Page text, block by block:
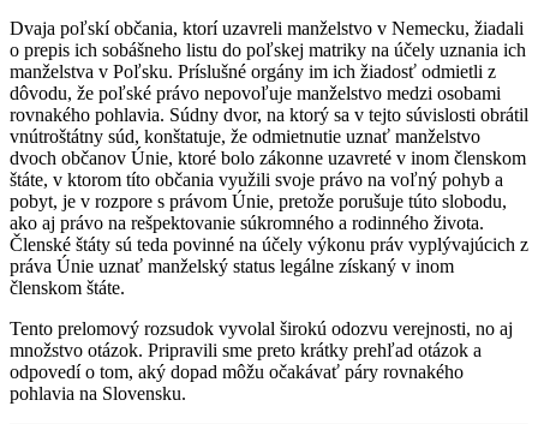
Dvaja poľskí občania, ktorí uzavreli manželstvo v Nemecku, žiadali
o prepis ich sobášneho listu do poľskej matriky na účely uznania ich
manželstva v Poľsku. Príslušné orgány im ich žiadosť odmietli z
dôvodu, že poľské právo nepovoľuje manželstvo medzi osobami
rovnakého pohlavia. Súdny dvor, na ktorý sa v tejto súvislosti obrátil
vnútroštátny súd, konštatuje, že odmietnutie uznať manželstvo
dvoch občanov Únie, ktoré bolo zákonne uzavreté v inom členskom
štáte, v ktorom títo občania využili svoje právo na voľný pohyb a
pobyt, je v rozpore s právom Únie, pretože porušuje túto slobodu,
ako aj právo na rešpektovanie súkromného a rodinného života.
Členské štáty sú teda povinné na účely výkonu práv vyplývajúcich z
práva Únie uznať manželský status legálne získaný v inom
členskom štáte.
Tento prelomový rozsudok vyvolal širokú odozvu verejnosti, no aj
množstvo otázok. Pripravili sme preto krátky prehľad otázok a
odpovedí o tom, aký dopad môžu očakávať páry rovnakého
pohlavia na Slovensku.